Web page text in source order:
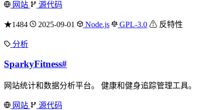
网站 源代码
★1484 2025-09-01 Node.js GPL-3.0 ⚠ 反特性
分析
SparkyFitness#
网站统计和数据分析平台。 健康和健身追踪管理工具。
网站 源代码